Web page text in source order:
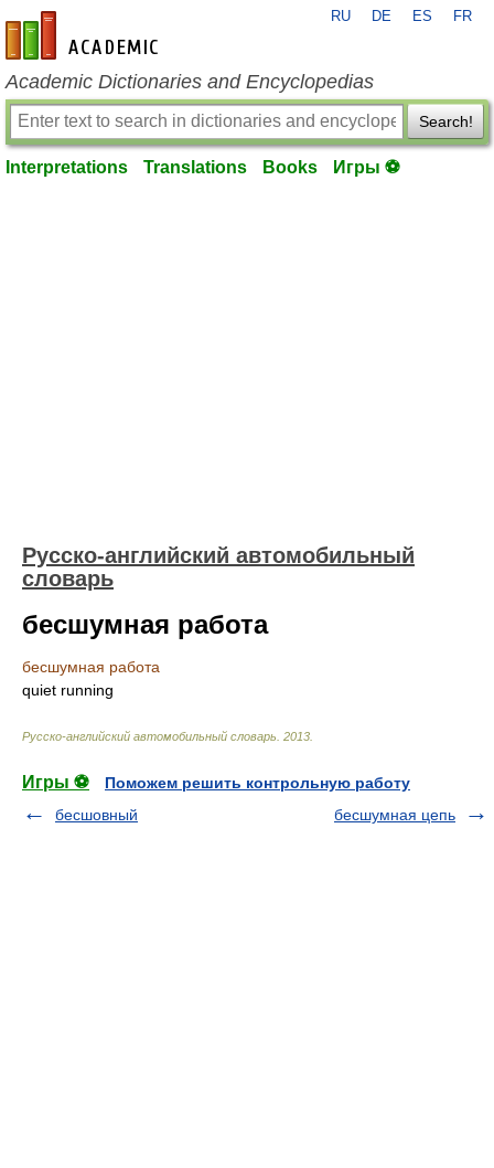
en-academic.com
RU DE ES FR
Academic Dictionaries and Encyclopedias
Search!
Interpretations Translations Books Игры ⚽
Русско-английский автомобильный
словарь
бесшумная работа
бесшумная работа
quiet running
Русско-английский автомобильный словарь 2013
Игры ⚽
Поможем решить контрольную работу
бесшовный
бесшумная цепь